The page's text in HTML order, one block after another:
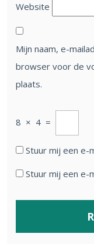
Website
Mijn naam, e-
browser voor de
plaats.
8 × 4 =
Stuur mij een e-
Stuur mij een e-